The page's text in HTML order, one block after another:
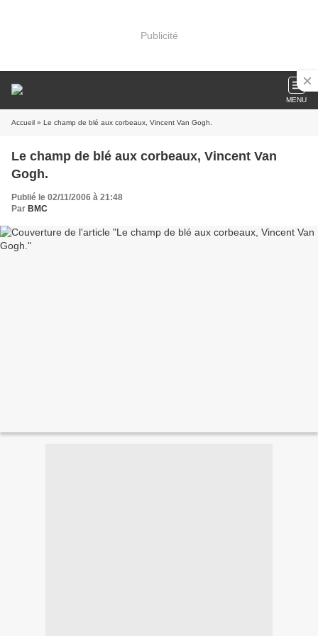
Publicité
MENU
Accueil » Le champ de blé aux corbeaux, Vincent Van Gogh.
Le champ de blé aux corbeaux, Vincent Van
Gogh.
Publié le 02/11/2006 à 21:48
Par BMC